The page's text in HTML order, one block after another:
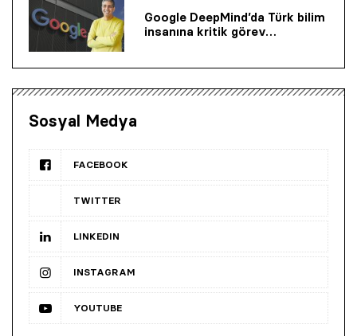
Google DeepMind’da Türk bilim
insanına kritik görev…
Sosyal Medya
FACEBOOK
TWITTER
LINKEDIN
INSTAGRAM
YOUTUBE